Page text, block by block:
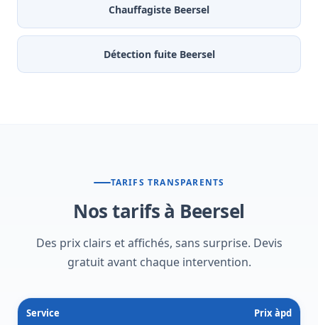
Chauffagiste Beersel
Détection fuite Beersel
TARIFS TRANSPARENTS
Nos tarifs à Beersel
Des prix clairs et affichés, sans surprise. Devis
gratuit avant chaque intervention.
Service Prix àpd